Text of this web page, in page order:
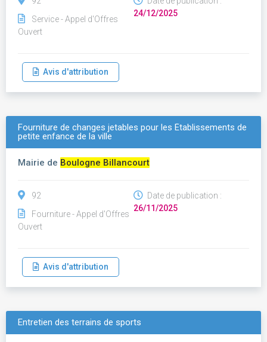
Service - Appel d'Offres
Ouvert
24/12/2025
Avis d'attribution
Fourniture de changes jetables pour les Établissements de
petite enfance de la ville
Mairie de Boulogne Billancourt
92
Fourniture - Appel d'Offres
Ouvert
Date de publication :
26/11/2025
Avis d'attribution
Entretien des terrains de sports